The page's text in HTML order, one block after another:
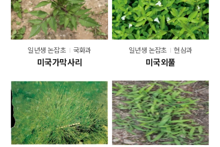
일년생 논잡초 국화과
미국가막사리
일년생 논잡초 현삼과
미국외풀